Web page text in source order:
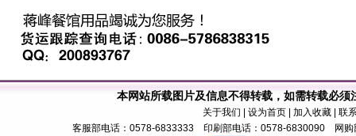
本网站所载图片及信息不得转载，如需转载必
关于我们
| 设为首页 | 加入收藏 |
客服部电话：0578-6833333 印刷部电话：0578-6830090 网